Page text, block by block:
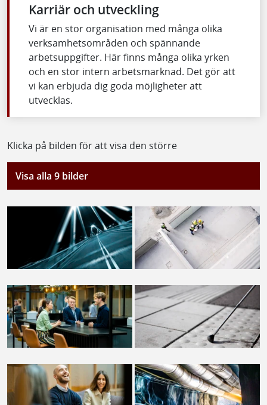
Karriär och utveckling
Vi är en stor organisation med många olika
verksamhetsområden och spännande
arbetsuppgifter. Här finns många olika yrken
och en stor intern arbetsmarknad. Det gör att
vi kan erbjuda dig goda möjligheter att
utvecklas.
Klicka på bilden för att visa den större
Visa alla 9 bilder